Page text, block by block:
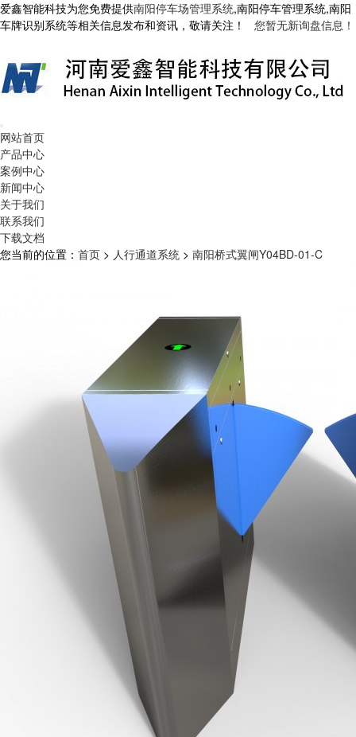
爱鑫智能科技为您免费提供南阳停车场管理系统,南阳停车管理系统,南阳
车牌识别系统等相关信息发布和资讯，敬请关注！ 您暂无新询盘信息！
网站首页
产品中心
案例中心
新闻中心
关于我们
联系我们
下载文档
您当前的位置： 首页 > 人行通道系统 > 南阳桥式翼闸Y04BD-01-C